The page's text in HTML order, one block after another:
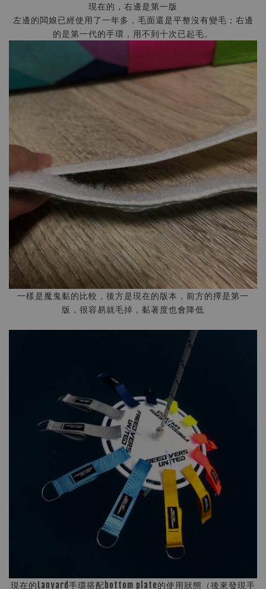
現在的，右邊是第一版
左邊的闆娘已經使用了一年多，毛面還是平整沒有變毛；右邊
的是第一代的手環，用不到十次已起毛。
一樣是魔鬼黏的比較，後方是現在的版本，前方的擇是第一
版，很容易就毛掉，黏著度也會降低
現在的Lanyard手環搭配bottom plate的使用狀態（後來發現手